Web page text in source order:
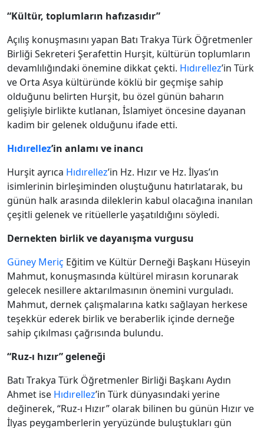
“Kültür, toplumların hafızasıdır”
Açılış konuşmasını yapan Batı Trakya Türk Öğretmenler
Birliği Sekreteri Şerafettin Hurşit, kültürün toplumların
devamlılığındaki önemine dikkat çekti. Hıdırellez’in Türk
ve Orta Asya kültüründe köklü bir geçmişe sahip
olduğunu belirten Hurşit, bu özel günün baharın
gelişiyle birlikte kutlanan, İslamiyet öncesine dayanan
kadim bir gelenek olduğunu ifade etti.
Hıdırellez’in anlamı ve inancı
Hurşit ayrıca Hıdırellez’in Hz. Hızır ve Hz. İlyas’ın
isimlerinin birleşiminden oluştuğunu hatırlatarak, bu
günün halk arasında dileklerin kabul olacağına inanılan
çeşitli gelenek ve ritüellerle yaşatıldığını söyledi.
Dernekten birlik ve dayanışma vurgusu
Güney Meriç Eğitim ve Kültür Derneği Başkanı Hüseyin
Mahmut, konuşmasında kültürel mirasın korunarak
gelecek nesillere aktarılmasının önemini vurguladı.
Mahmut, dernek çalışmalarına katkı sağlayan herkese
teşekkür ederek birlik ve beraberlik içinde derneğe
sahip çıkılması çağrısında bulundu.
“Ruz-ı hızır” geleneği
Batı Trakya Türk Öğretmenler Birliği Başkanı Aydın
Ahmet ise Hıdırellez’in Türk dünyasındaki yerine
değinerek, “Ruz-ı Hızır” olarak bilinen bu günün Hızır ve
İlyas peygamberlerin yeryüzünde buluştukları gün